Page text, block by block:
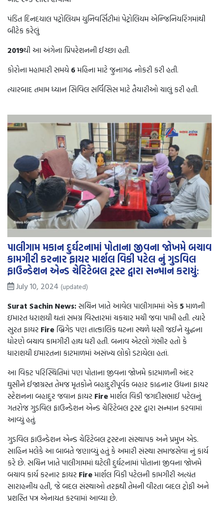
પંડિત દિનદયાલ પટ્રોલિયમ યુનિવર્સિટીમાં પેટ્રોલિયમ એન્જિનિયરિંગમાંથી
બીટેક કરેલું
2019થી આ અંગેના પ્રિપરેશનની ઈચ્છા હતી.
કોરોના મહામારી સમયે 6મહિના માટે જુનાગઢ નોકરી કરી હતી.
ત્યારબાદ તમામ ધ્યાન સિવિલ સર્વિસિસ માટે તૈયારીઓ ચાલું કરી હતી.
પાલીગામ મકાન દુર્ઘટનામાં પોતાના જીવના જોખમે બચાવ
કામગીરી કરનાર ફાયર માર્શલ વિકી પટેલ નું ગુડવિલ
ફાઉન્ડેશન એન્ડ ચેરિટેબલ ટ્રસ્ટ દ્વારા સન્માન કરાયું:
July 10, 2024 (updated)
Surat Sachin News:સચિન ખાતે આવેલ પાલીગામમાં એક5માળની
ઇમારત ધરાશયી થતાં સમગ્ર વિસ્તારમાં ચકચાર મચી જવા પામી હતી. ત્યારે
સુરત ફાયર Fire બ્રિગેડ પણ તાત્કાલિક ઘટના સ્થળે ધસી જઈને યુદ્ધના
ધોરણે બચાવ કામગીરી હાથ ધરી હતી. બનાવ એટલો ગંભીર હતો કે
ધારાશયી ઇમારતના કાટમાળમાં અસંખ્ય લોકો ડટાયેલા હતાં.
આ વિકટ પરિસ્થિતિમાં પણ પોતાના જીવના જોખમે કાટમાળની અંદર
ઘુસીને ઈજાગ્રસ્ત તેમજ મૃતકોને બહાદુરીપૂર્વક બહાર કાઢનાર ઉધના ફાયર
સ્ટેશનના બહાદુર જવાન ફાયર Fireમાર્શલ વિકી જગદીસભાઈ પટેલનું
ગતરોજ ગુડવિલ ફાઉન્ડેશન એન્ડ ચેરિટેબલ ટ્રસ્ટ દ્વારા સન્માન કરવામાં
આવ્યું હતું.
ગુડવિલ ફાઉન્ડેશન એન્ડ ચેરિટેબલ ટ્રસ્ટના સંસ્થાપક અને પ્રમુખ એડ.
સાહિન મલેકે આ બાબતે જણાવ્યું હતું કે અમારી સંસ્થા સમાજસેવા નું કાર્ય
કરે છે. સચિન ખાતે પાલીગામમાં ઘટેલી દુર્ઘટનામાં પોતાના જીવના જોખમે
બચાવ કાર્ય કરનાર ફાયર Fireમાર્શલ વિકી પટેલની કામગીરી અત્યંત
સારાહનીય હતી, જે બદલ સંસ્થાઓ તરફથી તેમની વીરતા બદલ ટ્રોફી અને
પ્રશસ્તિ પત્ર એનાયત કરવામાં આવ્યા છે.